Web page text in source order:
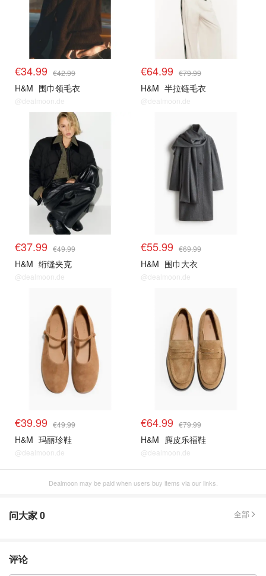
€34.99 €42.99
H&M 围巾领毛衣
@dealmoon.de
€64.99 €79.99
H&M 半拉链毛衣
@dealmoon.de
€37.99 €49.99
H&M 绗缝夹克
@dealmoon.de
€55.99 €69.99
H&M 围巾大衣
@dealmoon.de
€39.99 €49.99
H&M 玛丽珍鞋
@dealmoon.de
€64.99 €79.99
H&M 麂皮乐福鞋
@dealmoon.de
Dealmoon may be paid when users buy items via our links.
问大家0 全部
评论